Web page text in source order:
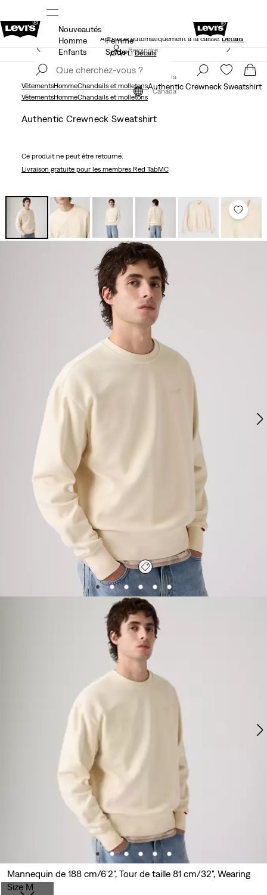
40 % DE RABAIS ADDITIONNEL SUR LES SOLDES.
Appliqué automatiquement à la caisse.Détails
Rejoindre
Canada
Nouveautés
Homme
Femme
Enfants
Solde
LE MEILLEUR DE LEVI'SMD – MAINTENANT DANS
L’APPLIDétails
maintenant
Canada
VêtementsHommeChandails et molletonsAuthentic Crewneck Sweatshirt
VêtementsHommeChandails et molletons
Authentic Crewneck Sweatshirt
Ce produit ne peut être retourné.
Livraison gratuitepour les membres Red TabMC
Mannequin de 188 cm/6'2", Tour de taille 81 cm/32", Wearing
Size M